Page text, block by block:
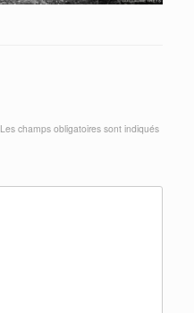
Les champs obligatoires sont indiqués